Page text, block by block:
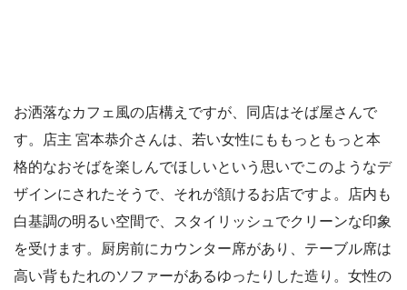
お洒落なカフェ風の店構えですが、同店はそば屋さんで
す。店主 宮本恭介さんは、若い女性にももっともっと本
格的なおそばを楽しんでほしいという思いでこのようなデ
ザインにされたそうで、それが頷けるお店ですよ。店内も
白基調の明るい空間で、スタイリッシュでクリーンな印象
を受けます。厨房前にカウンター席があり、テーブル席は
高い背もたれのソファーがあるゆったりした造り。女性の